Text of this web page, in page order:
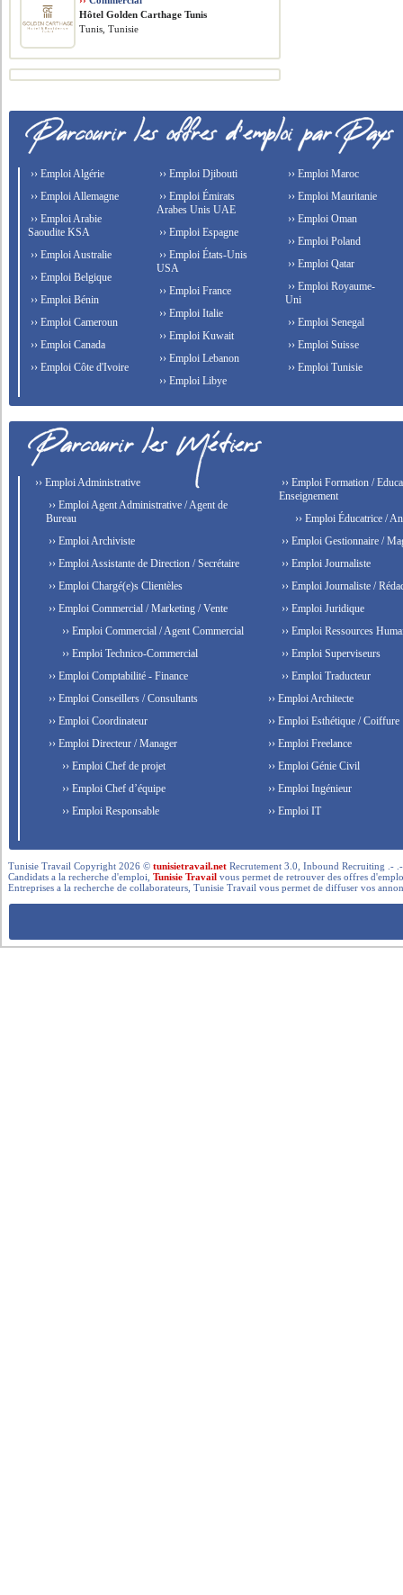
Hôtel Golden Carthage Tunis
Tunis, Tunisie
›› Emploi Algérie
›› Emploi Allemagne
›› Emploi Arabie
Saoudite KSA
›› Emploi Australie
›› Emploi Belgique
›› Emploi Bénin
›› Emploi Cameroun
›› Emploi Canada
›› Emploi Côte d'Ivoire
›› Emploi Djibouti
›› Emploi Émirats
Arabes Unis UAE
›› Emploi Espagne
›› Emploi États-Unis
USA
›› Emploi France
›› Emploi Italie
›› Emploi Kuwait
›› Emploi Lebanon
›› Emploi Libye
›› Emploi Maroc
›› Emploi Mauritanie
›› Emploi Oman
›› Emploi Poland
›› Emploi Qatar
›› Emploi Royaume-
Uni
›› Emploi Senegal
›› Emploi Suisse
›› Emploi Tunisie
›› Emploi Administrative
›› Emploi Agent Administrative / Agent de
Bureau
›› Emploi Archiviste
›› Emploi Assistante de Direction / Secrétaire
›› Emploi Chargé(e)s Clientèles
›› Emploi Commercial / Marketing / Vente
›› Emploi Commercial / Agent Commercial
›› Emploi Technico-Commercial
›› Emploi Comptabilité - Finance
›› Emploi Conseillers / Consultants
›› Emploi Coordinateur
›› Emploi Directeur / Manager
›› Emploi Chef de projet
›› Emploi Chef d’équipe
›› Emploi Responsable
›› Emploi Formation /
Enseignement
›› Emploi Éducatrice /
›› Emploi Gestionnaire /
›› Emploi Journaliste
›› Emploi Journaliste /
›› Emploi Juridique
›› Emploi Ressources
›› Emploi Superviseurs
›› Emploi Traducteur
›› Emploi Architecte
›› Emploi Esthétique / Coiffure
›› Emploi Freelance
›› Emploi Génie Civil
›› Emploi Ingénieur
›› Emploi IT
Tunisie Travail Copyright 2026 ©tunisietravail.net Recrutement 3.0, Inbound Recruiting .-
Candidats a la recherche d'emploi,Tunisie Travail vous permet de retrouver des offres
Entreprises a la recherche de collaborateurs, Tunisie Travail vous permet de diffuser vos